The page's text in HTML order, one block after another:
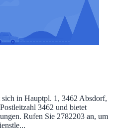
in Hauptpl. 1, 3462 Absdorf,
3462 und bietet
Rufen Sie 2782203 an, um